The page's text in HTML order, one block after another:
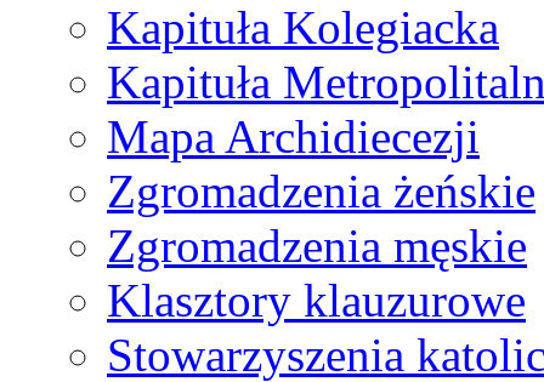
Kapituła Kolegiacka
Kapituła
Mapa Archidiecezji
Zgromadzenia żeńskie
Zgromadzenia męskie
Klasztory klauzurowe
Stowarzyszenia